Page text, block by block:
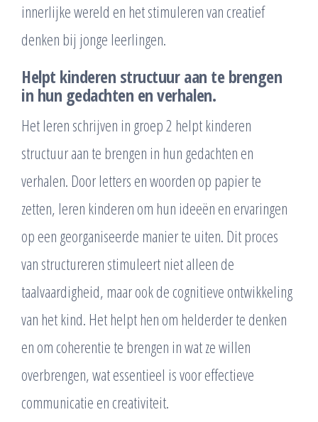
innerlijke wereld en het stimuleren van creatief
denken bij jonge leerlingen.
Helpt kinderen structuur aan te brengen
in hun gedachten en verhalen.
Het leren schrijven in groep 2 helpt kinderen
structuur aan te brengen in hun gedachten en
verhalen. Door letters en woorden op papier te
zetten, leren kinderen om hun ideeën en ervaringen
op een georganiseerde manier te uiten. Dit proces
van structureren stimuleert niet alleen de
taalvaardigheid, maar ook de cognitieve ontwikkeling
van het kind. Het helpt hen om helderder te denken
en om coherentie te brengen in wat ze willen
overbrengen, wat essentieel is voor effectieve
communicatie en creativiteit.